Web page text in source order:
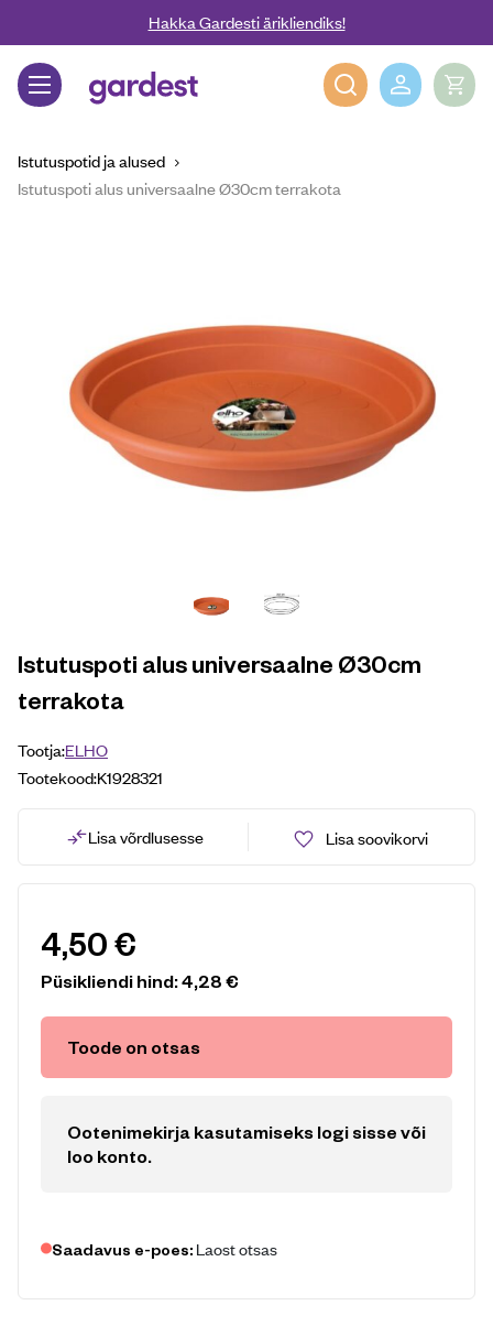
Liigu edasi põhisisu juurdeHakka Gardesti ärikliendiks!
Gardest
Istutuspotid ja alused
Istutuspoti alus universaalne Ø30cm terrakota
Istutuspoti alus universaalne Ø30cm
terrakota
Tootja:ELHO
Tootekood:K1928321
Lisa võrdlusesse Lisa soovikorvi
4,50€
Püsikliendi hind:4,28€
Toode on otsas
Ootenimekirja kasutamiseks logi sisse või
loo konto.
Saadavus e-poes: Laost otsas